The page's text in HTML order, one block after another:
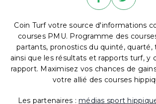
Coin Turf votre source d'informations
courses PMU. Programme des
partants, pronostics du quinté, quarté,
ainsi que les résultats et rapports turf, y
rapport. Maximisez vos chances de
votre allié des courses
Les partenaires : médias sport